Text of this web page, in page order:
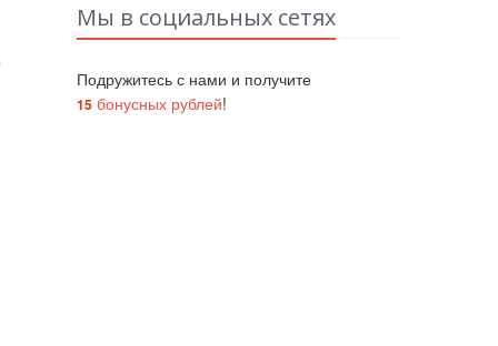
Мы в социальных сетях
Подружитесь с нами и получите
15бонусных рублей!